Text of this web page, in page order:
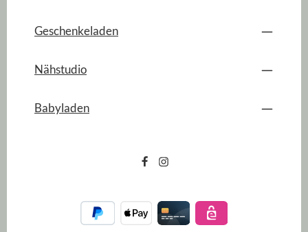
Geschenkeladen
Nähstudio
Babyladen